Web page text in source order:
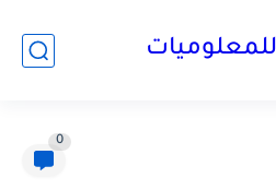
للمعلوميات
0